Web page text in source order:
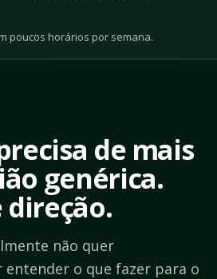
poucos horários por semana.
de mais
genérica.
direção.
não quer
entender o que fazer para o